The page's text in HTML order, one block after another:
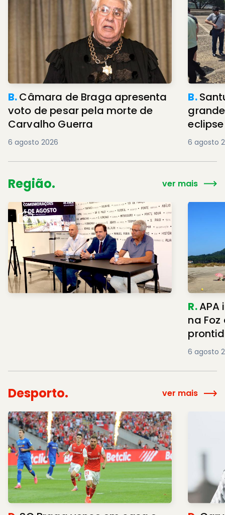
B.Câmara de Braga apresenta
voto de pesar pela morte de
Carvalho Guerra
6 agosto 2026
B.
6 agosto
Região. ver mais
R.
na
6 agosto
Desporto. ver mais